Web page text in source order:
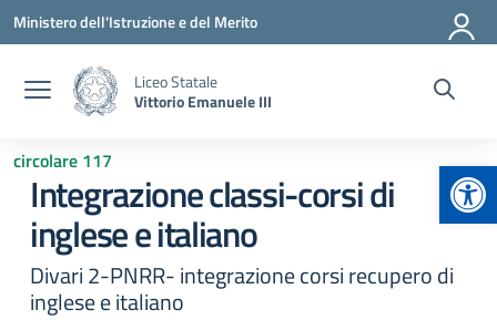
Vai ai contenuti
Vai al menu di navigazione
Vai al footer
Ministero dell'Istruzione e del Merito
Liceo Statale
Vittorio Emanuele III
circolare 117
Integrazione classi-corsi di
inglese e italiano
Divari 2-PNRR- integrazione corsi recupero di
inglese e italiano